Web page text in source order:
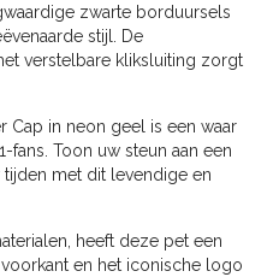
zwarte borduursels
stijl. De
verstelbare kliksluiting zorgt
Cap in neon geel is een waar
Toon uw steun aan een
met dit levendige en
heeft deze pet een
en het iconische logo